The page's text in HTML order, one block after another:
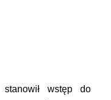
wstęp do